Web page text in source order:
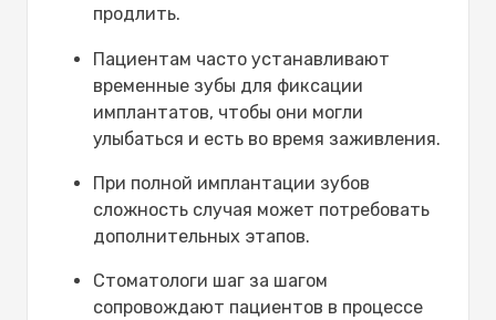
продлить.
Пациентам часто устанавливают
временные зубы для фиксации
имплантатов, чтобы они могли
улыбаться и есть во время заживления.
При полной имплантации зубов
сложность случая может потребовать
дополнительных этапов.
Стоматологи шаг за шагом
сопровождают пациентов в процессе